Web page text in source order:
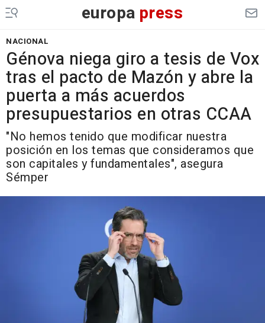
europa press
NACIONAL
Génova niega giro a tesis de Vox
tras el pacto de Mazón y abre la
puerta a más acuerdos
presupuestarios en otras CCAA
"No hemos tenido que modificar nuestra
posición en los temas que consideramos que
son capitales y fundamentales", asegura
Sémper